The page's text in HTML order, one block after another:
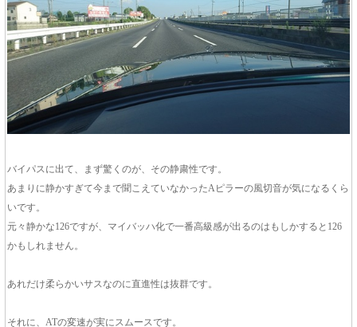
バイパスに出て、まず驚くのが、その静粛性です。
あまりに静かすぎて今まで聞こえていなかったAピラーの風切音が気になるくら
いです。
元々静かな126ですが、マイバッハ化で一番高級感が出るのはもしかすると126
かもしれません。
あれだけ柔らかいサスなのに直進性は抜群です。
それに、ATの変速が実にスムースです。